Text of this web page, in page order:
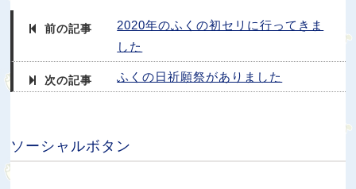
前の記事
2020年のふくの初セリに行ってきま
した
次の記事 ふくの日祈願祭がありました
ソーシャルボタン